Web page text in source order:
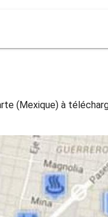
(Mexique) à